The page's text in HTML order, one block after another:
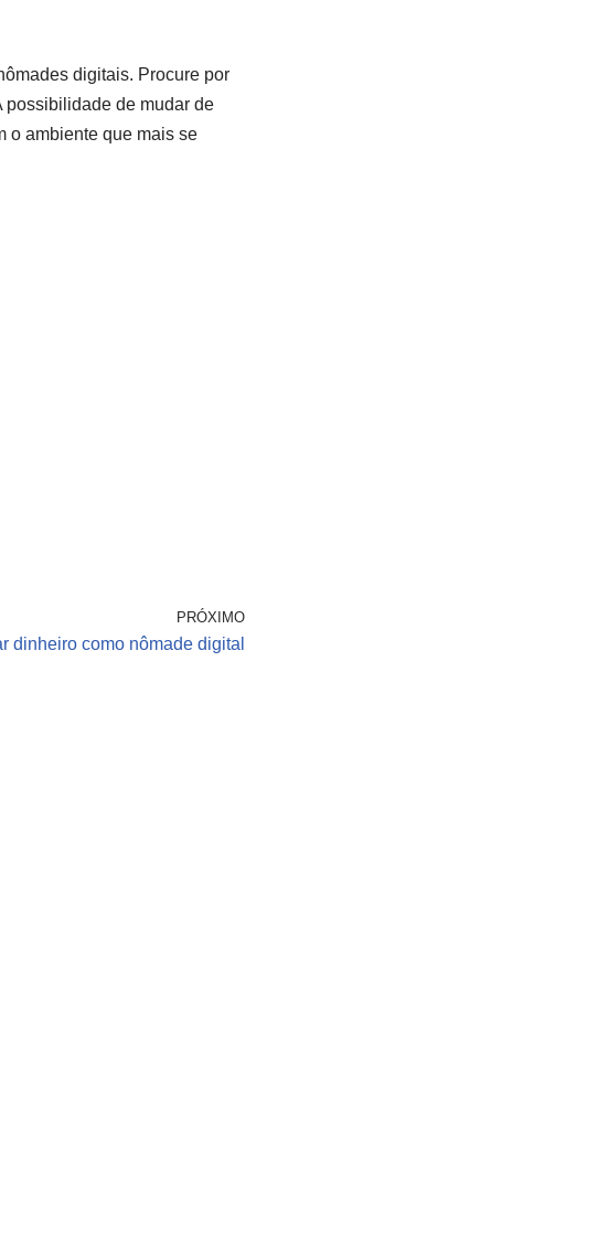
digitais. Procure por
possibilidade de mudar de
o ambiente que mais se
PRÓXIMO
dinheiro como nômade digital